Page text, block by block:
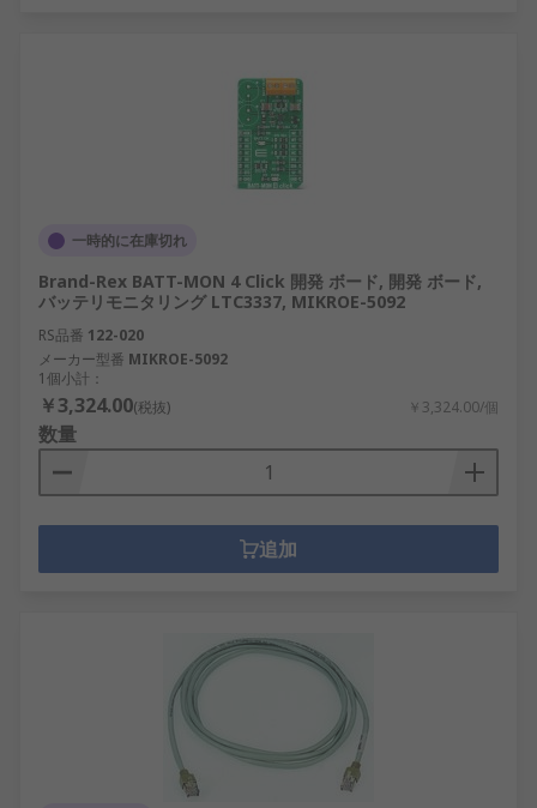
一時的に在庫切れ
Brand-Rex BATT-MON 4 Click 開発 ボード, 開発 ボード,
バッテリモニタリング LTC3337, MIKROE-5092
RS品番 122-020
メーカー型番 MIKROE-5092
1個小計：
￥3,324.00(税抜) ￥3,324.00/個
数量
追加